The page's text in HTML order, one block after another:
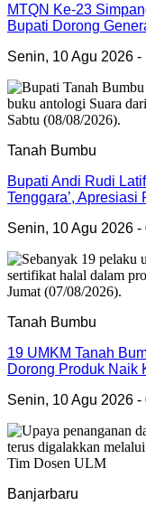
MTQN Ke-23
Bupati Dorong
Senin, 10 Agu 2026 -
Tanah Bumbu
Bupati Andi Rudi
Tenggara’,
Senin, 10 Agu 2026 -
Tanah Bumbu
19 UMKM Tanah
Dorong Produk Naik
Senin, 10 Agu 2026 -
Banjarbaru